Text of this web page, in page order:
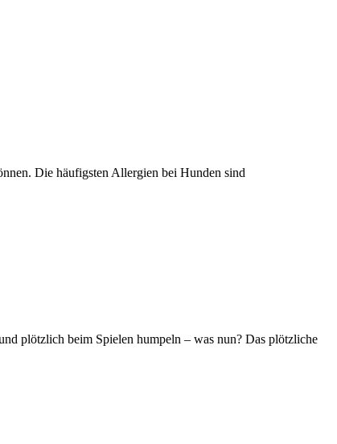
Die häufigsten Allergien bei Hunden sind
plötzlich beim Spielen humpeln – was nun? Das plötzliche